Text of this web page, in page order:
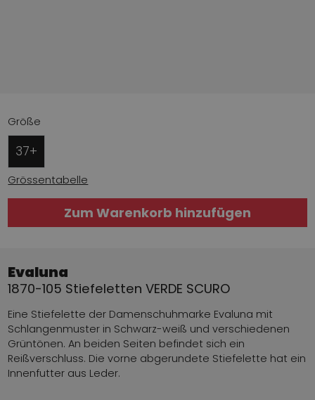
Größe
37+
Grössentabelle
Zum Warenkorb hinzufügen
Evaluna
1870-105 Stiefeletten VERDE SCURO
Eine Stiefelette der Damenschuhmarke Evaluna mit
Schlangenmuster in Schwarz-weiß und verschiedenen
Grüntönen. An beiden Seiten befindet sich ein
Reißverschluss. Die vorne abgerundete Stiefelette hat ein
Innenfutter aus Leder.